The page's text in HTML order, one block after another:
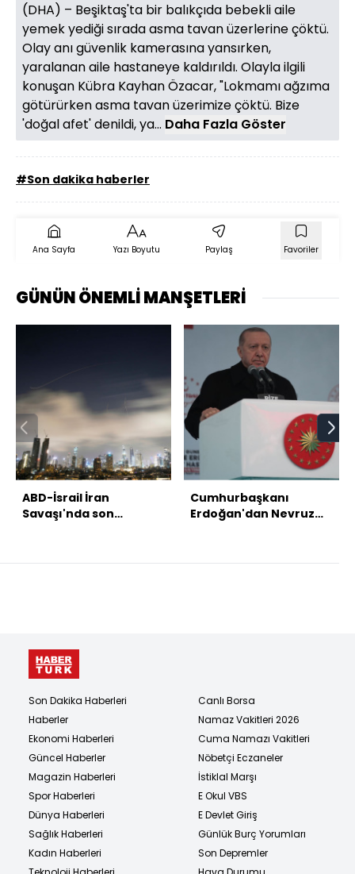
(DHA) – Beşiktaş'ta bir balıkçıda bebekli aile
yemek yediği sırada asma tavan üzerlerine çöktü.
Olay anı güvenlik kamerasına yansırken,
yaralanan aile hastaneye kaldırıldı. Olayla ilgili
konuşan Kübra Kayhan Özacar, "Lokmamı ağzıma
götürürken asma tavan üzerimize çöktü. Bize
'doğal afet' denildi, ya... Daha Fazla Göster
#Son dakika haberler
Ana Sayfa Yazı Boyutu Paylaş Favoriler
GÜNÜN ÖNEMLİ MANŞETLERİ
ABD-İsrail İran
Savaşı'nda son
Cumhurbaşkanı
Erdoğan'dan Nevruz
Son Dakika Haberleri
Haberler
Ekonomi Haberleri
Güncel Haberler
Magazin Haberleri
Spor Haberleri
Dünya Haberleri
Sağlık Haberleri
Kadın Haberleri
Canlı Borsa
Namaz Vakitleri 2026
Cuma Namazı Vakitleri
Nöbetçi Eczaneler
İstiklal Marşı
E Okul VBS
E Devlet Giriş
Günlük Burç Yorumları
Son Depremler